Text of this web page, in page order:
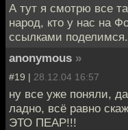
А тут я смотрю все
народ, кто у нас на
ссылками
anonymous »
#19 | 28.12.04 16:57
ну все уже поняли,
ладно, всё равно
ЭТО ПЕАР!!!